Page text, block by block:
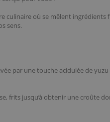
culinaire où se mêlent
sens.
par une touche acidulée de
frits jusqu’à obtenir une croûte